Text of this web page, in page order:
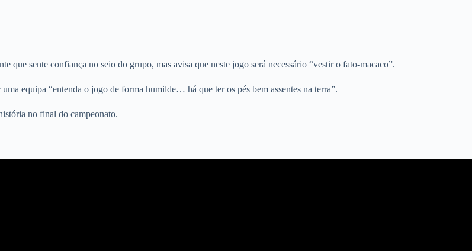
que sente confiança no seio do grupo, mas avisa que neste jogo será necessário “vestir o fato-macaco”.
equipa “entenda o jogo de forma humilde… há que ter os pés bem assentes na terra”.
no final do campeonato.